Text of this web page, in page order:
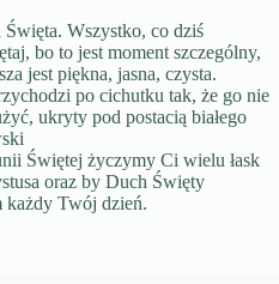
Wszystko, co dziś
bo to jest moment szczególny,
jest piękna, jasna, czysta.
po cichutku tak, że go nie
ukryty pod postacią białego
Świętej życzymy Ci wielu łask
oraz by Duch Święty
każdy Twój dzień.